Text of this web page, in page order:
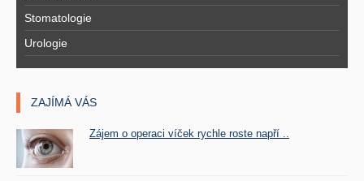
Stomatologie
Urologie
ZAJÍMÁ VÁS
Zájem o operaci víček rychle roste napří ..